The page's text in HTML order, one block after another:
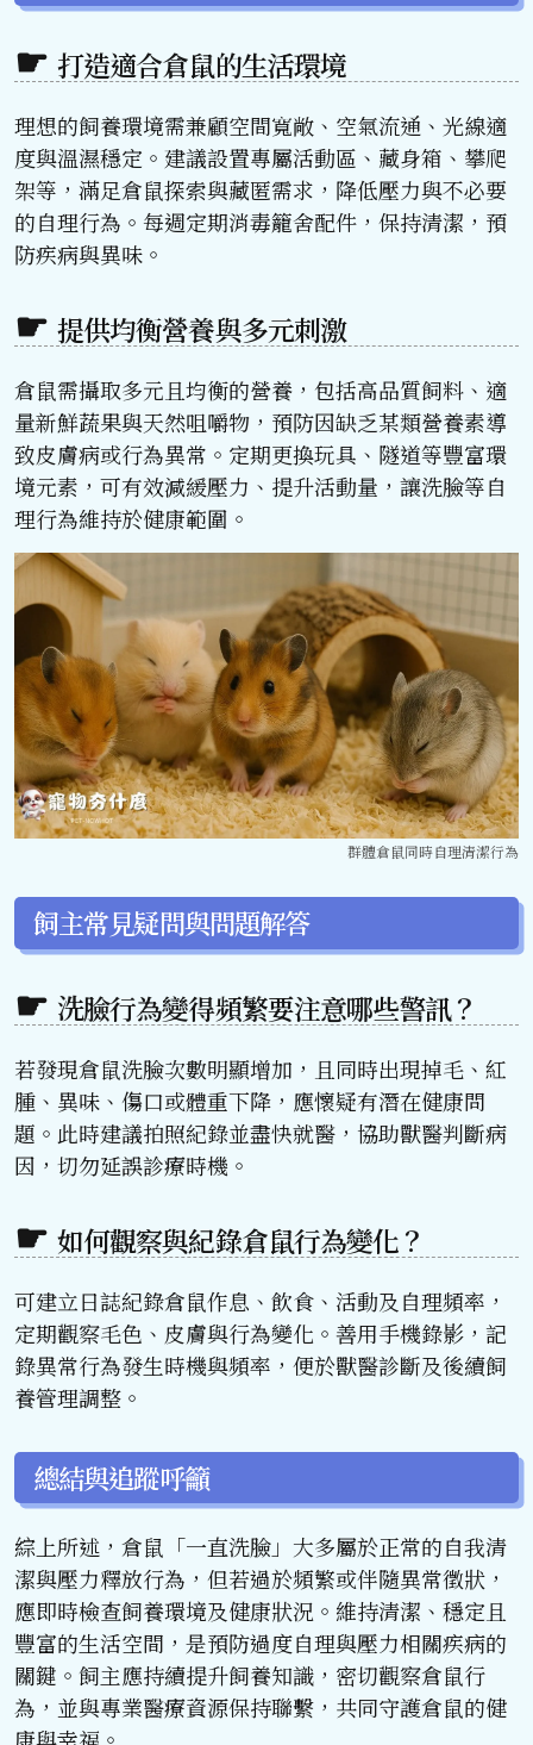
打造適合倉鼠的生活環境
理想的飼養環境需兼顧空間寬敞、空氣流通、光線適
度與溫濕穩定。建議設置專屬活動區、藏身箱、攀爬
架等，滿足倉鼠探索與藏匿需求，降低壓力與不必要
的自理行為。每週定期消毒籠舍配件，保持清潔，預
防疾病與異味。
提供均衡營養與多元刺激
倉鼠需攝取多元且均衡的營養，包括高品質飼料、適
量新鮮蔬果與天然咀嚼物，預防因缺乏某類營養素導
致皮膚病或行為異常。定期更換玩具、隧道等豐富環
境元素，可有效減緩壓力、提升活動量，讓洗臉等自
理行為維持於健康範圍。
群體倉鼠同時自理清潔行為
飼主常見疑問與問題解答
洗臉行為變得頻繁要注意哪些警訊？
若發現倉鼠洗臉次數明顯增加，且同時出現掉毛、紅
腫、異味、傷口或體重下降，應懷疑有潛在健康問
題。此時建議拍照紀錄並盡快就醫，協助獸醫判斷病
因，切勿延誤診療時機。
如何觀察與紀錄倉鼠行為變化？
可建立日誌紀錄倉鼠作息、飲食、活動及自理頻率，
定期觀察毛色、皮膚與行為變化。善用手機錄影，記
錄異常行為發生時機與頻率，便於獸醫診斷及後續飼
養管理調整。
總結與追蹤呼籲
綜上所述，倉鼠「一直洗臉」大多屬於正常的自我清
潔與壓力釋放行為，但若過於頻繁或伴隨異常徵狀，
應即時檢查飼養環境及健康狀況。維持清潔、穩定且
豐富的生活空間，是預防過度自理與壓力相關疾病的
關鍵。飼主應持續提升飼養知識，密切觀察倉鼠行
為，並與專業醫療資源保持聯繫，共同守護倉鼠的健